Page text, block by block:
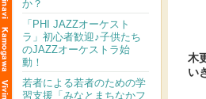
か？
「PHI JAZZオーケスト
ラ」初心者歓迎♪子供たち
のJAZZオーケストラ始
動！
若者による若者のための学
習支援「みなとまちなかフ
木
い